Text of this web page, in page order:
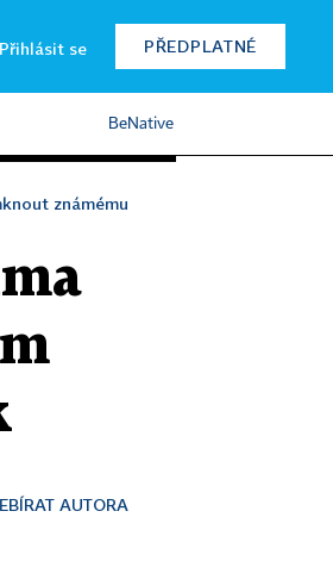
Přihlásit se PŘEDPLATNÉ
BeNative
známému
AUTORA